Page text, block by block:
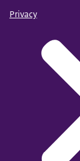
Privacy